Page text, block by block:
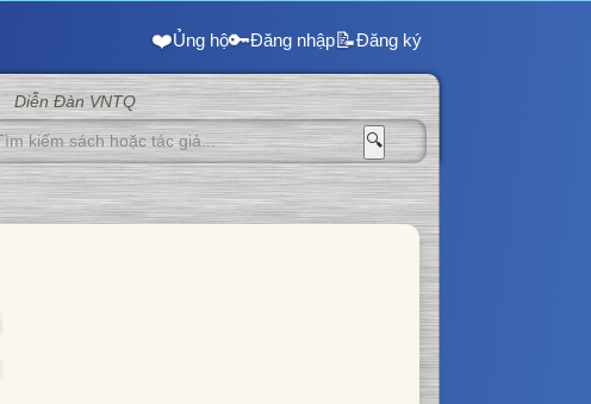
❤️Ủng hộ🔑Đăng nhập📝Đăng ký
Diễn Đàn VNTQ
🔍